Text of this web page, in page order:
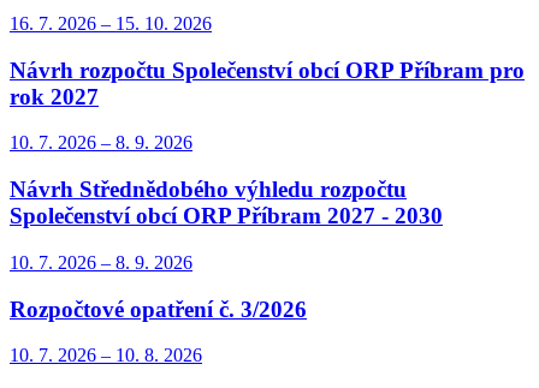
16. 7. 2026 – 15. 10. 2026
Návrh rozpočtu Společenství obcí ORP Příbram pro
rok 2027
10. 7. 2026 – 8. 9. 2026
Návrh Střednědobého výhledu rozpočtu
Společenství obcí ORP Příbram 2027 - 2030
10. 7. 2026 – 8. 9. 2026
Rozpočtové opatření č. 3/2026
10. 7. 2026 – 10. 8. 2026